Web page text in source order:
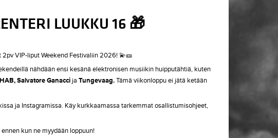
LUUKKU 16 🎁
VIP-liput Weekend Festivaliin 2026! 💫🎫
nähdään ensi kesänä elektronisen musiikin huipputähtiä, kuten
Salvatore Ganacci ja Tungevaag.Tämä viikonloppu ei jätä ketään
ja Instagramissa. Käy kurkkaamassa tarkemmat osallistumisohjeet,
kun ne myydään loppuun!